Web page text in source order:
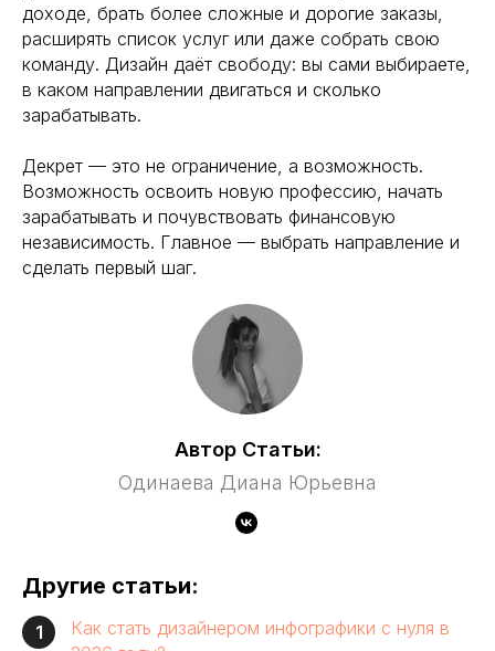
доходе, брать более сложные и дорогие заказы,
расширять список услуг или даже собрать свою
команду. Дизайн даёт свободу: вы сами выбираете,
в каком направлении двигаться и сколько
зарабатывать.
Декрет — это не ограничение, а возможность.
Возможность освоить новую профессию, начать
зарабатывать и почувствовать финансовую
независимость. Главное — выбрать направление и
сделать первый шаг.
Автор Статьи:
Одинаева Диана Юрьевна
Другие статьи:
1
Как стать дизайнером инфографики с нуля в